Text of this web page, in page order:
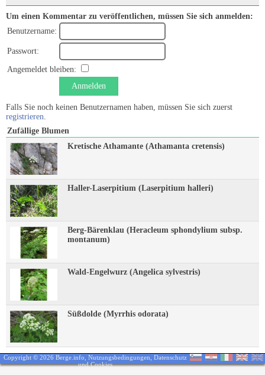
Um einen Kommentar zu veröffentlichen, müssen Sie sich anmelden:
Benutzername:
Passwort:
Angemeldet bleiben:
Anmelden
Falls Sie noch keinen Benutzernamen haben, müssen Sie sich zuerst
registrieren.
Zufällige Blumen
Kretische Athamante (Athamanta cretensis)
Haller-Laserpitium (Laserpitium halleri)
Berg-Bärenklau (Heracleum sphondylium subsp.
montanum)
Wald-Engelwurz (Angelica sylvestris)
Süßdolde (Myrrhis odorata)
Copyright © 2026 Berge.info, Nutzungsbedingungen Datenschutz
und Cookies